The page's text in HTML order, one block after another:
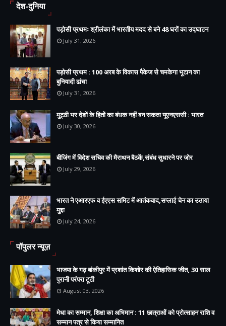
देश-दुनिया
पड़ोसी प्रथमः श्रीलंका में भारतीय मदद से बने 48 घरों का उद्घाटन
July 31, 2026
पड़ोसी प्रथम : 100 अरब के विकास पैकेज से चमकेगा भूटान का
बुनियादी ढांचा
July 31, 2026
मुट्ठी भर देशों के हितों का बंधक नहीं बन सकता यूएनएससी : भारत
July 30, 2026
बीजिंग में विदेश सचिव की मैराथन बैठकें,संबंध सुधारने पर जोर
July 29, 2026
भारत ने एआरएफ व ईएएस समिट में आतंकवाद,सप्लाई चेन का उठाया
मुद्दा
July 24, 2026
पॉपुलर न्यूज़
भाजपा के गढ़ बांकीपुर में प्रशांत किशोर की ऐतिहासिक जीत, 30 साल
पुरानी परंपरा टूटी
August 03, 2026
मेधा का सम्मान, शिक्षा का अभिमान : 11 छात्राओं को प्रोत्साहन राशि व
सम्मान पत्र से किया सम्मानित